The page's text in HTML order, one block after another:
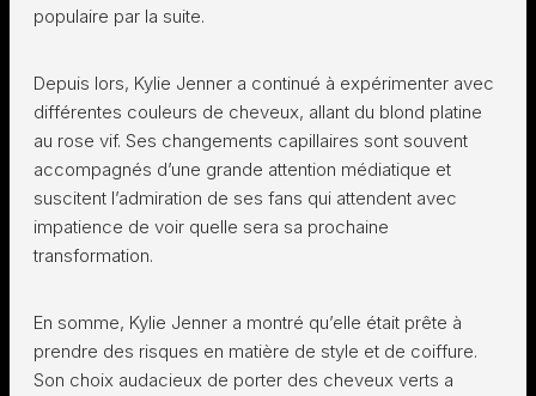
populaire par la suite.
Depuis lors, Kylie Jenner a continué à expérimenter avec
différentes couleurs de cheveux, allant du blond platine
au rose vif. Ses changements capillaires sont souvent
accompagnés d’une grande attention médiatique et
suscitent l’admiration de ses fans qui attendent avec
impatience de voir quelle sera sa prochaine
transformation.
En somme, Kylie Jenner a montré qu’elle était prête à
prendre des risques en matière de style et de coiffure.
Son choix audacieux de porter des cheveux verts a